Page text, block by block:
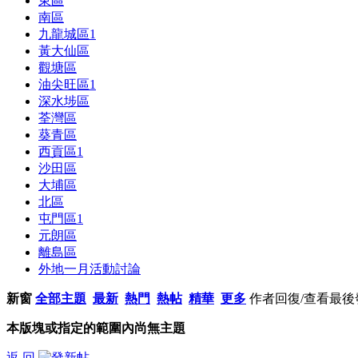
南區
九龍城區1
黃大仙區
觀塘區
油尖旺區1
深水埗區
荃灣區
葵青區
西貢區1
沙田區
大埔區
北區
屯門區1
元朗區
離島區
外地一月活動討論
新窗 全部主題 最新 熱門 熱帖 精華 更多 作者回復/查看最後
本版塊或指定的範圍內尚無主題